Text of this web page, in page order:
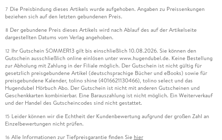
7 Die Preisbindung dieses Artikels wurde aufgehoben. Angaben zu Preissenkungen
beziehen sich auf den letzten gebundenen Preis.
8 Der gebundene Preis dieses Artikels wird nach Ablauf des auf der Artikelseite
dargestellten Datums vom Verlag angehoben.
12 Ihr Gutschein SOMMER13 gilt bis einschließlich 10.08.2026. Sie können den
Gutschein ausschließlich online einlösen unter www.hugendubel.de. Keine Bestellung
zur Abholung mit Zahlung in der Filiale möglich. Der Gutschein ist nicht gültig für
gesetzlich preisgebundene Artikel (deutschsprachige Bücher und eBooks) sowie für
preisgebundene Kalender, tolino shine (4016621130466), tolino select und das
Hugendubel Hörbuch Abo. Der Gutschein ist nicht mit anderen Gutscheinen und
Geschenkkarten kombinierbar. Eine Barauszahlung ist nicht möglich. Ein Weiterverkauf
und der Handel des Gutscheincodes sind nicht gestattet.
15 Leider können wir die Echtheit der Kundenbewertung aufgrund der großen Zahl an
Einzelbewertungen nicht prüfen.
16 Alle Informationen zur Tiefpreisgarantie finden Sie hier